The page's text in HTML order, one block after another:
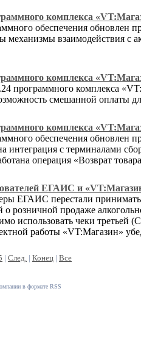
комплекса
обеспечения обновлен
механизмы взаимодействия
комплекса
программного комплекса
смешанной оплаты
комплекса
обеспечения обновлен
интеграция с терминалами
операция «Возврат
ЕГАИС и
ЕГАИС перестали
о розничной продаже
использовать чеки третьей
работы «VT:Магазин»
| След. | Конец | Все
в формате RSS